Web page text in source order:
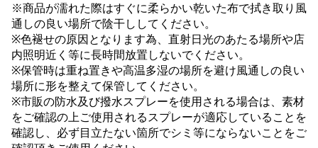
※商品が濡れた際はすぐに柔らかい乾いた布で拭き取り風
通しの良い場所で陰干ししてください。
※色褪せの原因となります為、直射日光のあたる場所や店
内照明近く等に長時間放置しないでください。
※保管時は重ね置きや高温多湿の場所を避け風通しの良い
場所に形を整えて保管してください。
※市販の防水及び撥水スプレーを使用される場合は、素材
をご確認の上ご使用されるスプレーが適応していることを
確認し、必ず目立たない箇所でシミ等にならないことをご